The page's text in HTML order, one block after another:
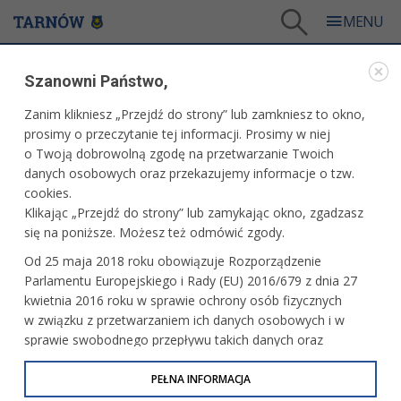
GALERIA - SPORT 2019
Ogólnopolski Turniej Tańca
Towarzyskiego Stardance
Grupa Azoty PWSZ Tarnów vs Wisła
Warszawa
Tarnovia vs Gol Częstochowa
Szanowni Państwo,
Zanim klikniesz „Przejdź do strony” lub zamkniesz to okno,
prosimy o przeczytanie tej informacji. Prosimy w niej
o Twoją dobrowolną zgodę na przetwarzanie Twoich
danych osobowych oraz przekazujemy informacje o tzw.
cookies.
Klikając „Przejdź do strony” lub zamykając okno, zgadzasz
się na poniższe. Możesz też odmówić zgody.
Od 25 maja 2018 roku obowiązuje Rozporządzenie
Parlamentu Europejskiego i Rady (EU) 2016/679 z dnia 27
kwietnia 2016 roku w sprawie ochrony osób fizycznych
w związku z przetwarzaniem ich danych osobowych i w
sprawie swobodnego przepływu takich danych oraz
uchylenia dyrektywy 95/46/WE (określane jako RODO, GDPR
lub Ogólne Rozporządzenie o Ochronie Danych
PEŁNA INFORMACJA